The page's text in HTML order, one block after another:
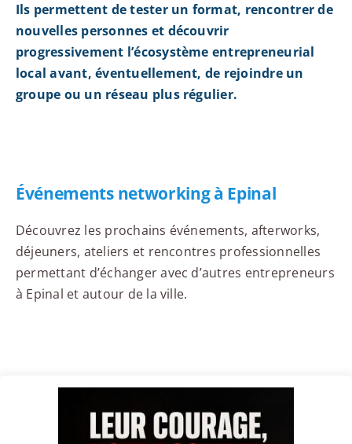
Ils permettent de tester un format, rencontrer de
nouvelles personnes et découvrir
progressivement l’écosystème entrepreneurial
local avant, éventuellement, de rejoindre un
groupe ou un réseau plus régulier.
Événements networking à Epinal
Découvrez les prochains événements, afterworks,
déjeuners, ateliers et rencontres professionnelles
permettant d’échanger avec d’autres entrepreneurs
à Epinal et autour de la ville.